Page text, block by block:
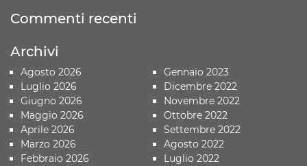
Commenti recenti
Archivi
Agosto 2026
Luglio 2026
Giugno 2026
Maggio 2026
Aprile 2026
Marzo 2026
Febbraio 2026
Gennaio 2023
Dicembre 2022
Novembre 2022
Ottobre 2022
Settembre 2022
Agosto 2022
Luglio 2022